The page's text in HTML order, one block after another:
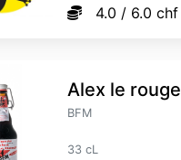
4.0 / 6.0 chf
Alex le rouge
BFM
33 cL